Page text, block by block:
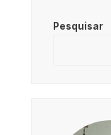
Pesquisar